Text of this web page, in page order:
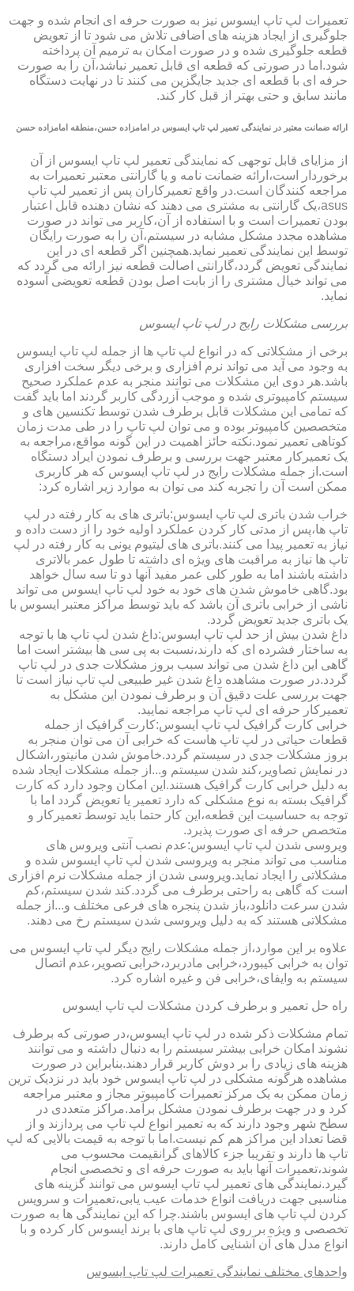
تعمیرات لپ تاپ ایسوس نیز به صورت حرفه ای انجام شده و جهت
جلوگیری از ایجاد هزینه های اضافی تلاش می شود تا از تعویض
قطعه جلوگیری شده و در صورت امکان به ترمیم آن پرداخته
شود.اما در صورتی که قطعه ای قابل تعمیر نباشد،آن را به صورت
حرفه ای با قطعه ای جدید جایگزین می کنند تا در نهایت دستگاه
مانند سابق و حتی بهتر از قبل کار کند.
ارائه ضمانت معتبر در نمایندگی تعمیر لپ تاپ ایسوس در امامزاده حسن،منطقه امامزاده حسن
از مزایای قابل توجهی که نمایندگی تعمیر لپ تاپ ایسوس از آن
برخوردار است،ارائه ضمانت نامه و یا گارانتی معتبر تعمیرات به
مراجعه کنندگان است.در واقع تعمیرکاران پس از تعمیر لپ تاپ
asus،یک گارانتی به مشتری می دهند که نشان دهنده قابل اعتبار
بودن تعمیرات است و با استفاده از آن،کاربر می تواند در صورت
مشاهده مجدد مشکل مشابه در سیستم،آن را به صورت رایگان
توسط این نمایندگی تعمیر نماید.همچنین اگر قطعه ای در این
نمایندگی تعویض گردد،گارانتی اصالت قطعه نیز ارائه می گردد که
می تواند خیال مشتری را از بابت اصل بودن قطعه تعویضی آسوده
نماید.
بررسی مشکلات رایج در لپ تاپ ایسوس
برخی از مشکلاتی که در انواع لپ تاپ ها از جمله لپ تاپ ایسوس
به وجود می آید می تواند نرم افزاری و برخی دیگر سخت افزاری
باشد.هر دوی این مشکلات می توانند منجر به عدم عملکرد صحیح
سیستم کامپیوتری شده و موجب آزردگی کاربر گردند اما باید گفت
که تمامی این مشکلات قابل برطرف شدن توسط تکنسین های و
متخصصین کامپیوتر بوده و می توان لپ تاپ را در طی مدت زمان
کوتاهی تعمیر نمود.نکته حائز اهمیت در این گونه مواقع،مراجعه به
یک تعمیرکار معتبر جهت بررسی و برطرف نمودن ایراد دستگاه
است.از جمله مشکلات رایج در لپ تاپ ایسوس که هر کاربری
ممکن است آن را تجربه کند می توان به موارد زیر اشاره کرد:
خراب شدن باتری لپ تاپ ایسوس:باتری های به کار رفته در لپ
تاپ ها،پس از مدتی کار کردن عملکرد اولیه خود را از دست داده و
نیاز به تعمیر پیدا می کنند.باتری های لیتیوم یونی به کار رفته در لپ
تاپ ها نیاز به مراقبت های ویژه ای داشته تا طول عمر بالاتری
داشته باشند اما به طور کلی عمر مفید آنها دو تا سه سال خواهد
بود.گاهی خاموش شدن های خود به خود لپ تاپ ایسوس می تواند
ناشی از خرابی باتری آن باشد که باید توسط مراکز معتبر ایسوس با
یک باتری جدید تعویض گردد.
داغ شدن بیش از حد لپ تاپ ایسوس:داغ شدن لپ تاپ ها با توجه
به ساختار فشرده ای که دارند،نسبت به پی سی ها بیشتر است اما
گاهی این داغ شدن می تواند سبب بروز مشکلات جدی در لپ تاپ
گردد.در صورت مشاهده داغ شدن غیر طبیعی لپ تاپ نیاز است تا
جهت بررسی علت دقیق آن و برطرف نمودن این مشکل به
تعمیرکار حرفه ای لپ تاپ مراجعه نمایید.
خرابی کارت گرافیک لپ تاپ ایسوس:کارت گرافیک از جمله
قطعات حیاتی در لپ تاپ هاست که خرابی آن می توان منجر به
بروز مشکلات جدی در سیستم گردد.خاموش شدن مانیتور،اشکال
در نمایش تصاویر،کند شدن سیستم و...از جمله مشکلات ایجاد شده
به دلیل خرابی کارت گرافیک هستند.این امکان وجود دارد که کارت
گرافیک بسته به نوع مشکلی که دارد تعمیر یا تعویض گردد اما با
توجه به حساسیت این قطعه،این کار حتما باید توسط تعمیرکار و
متخصص حرفه ای صورت پذیرد.
ویروسی شدن لپ تاپ ایسوس:عدم نصب آنتی ویروس های
مناسب می تواند منجر به ویروسی شدن لپ تاپ ایسوس شده و
مشکلاتی را ایجاد نماید.ویروسی شدن از جمله مشکلات نرم افزاری
است که گاهی به راحتی برطرف می گردد.کند شدن سیستم،کم
شدن سرعت دانلود،باز شدن پنجره های فرعی مختلف و...از جمله
مشکلاتی هستند که به دلیل ویروسی شدن سیستم رخ می دهند.
علاوه بر این موارد،از جمله مشکلات رایج دیگر لپ تاپ ایسوس می
توان به خرابی کیبورد،خرابی مادربرد،خرابی تصویر،عدم اتصال
سیستم به وایفای،خرابی فن و غیره اشاره کرد.
راه حل تعمیر و برطرف کردن مشکلات لپ تاپ ایسوس
تمام مشکلات ذکر شده در لپ تاپ ایسوس،در صورتی که برطرف
نشوند امکان خرابی بیشتر سیستم را به دنبال داشته و می توانند
هزینه های زیادی را بر دوش کاربر قرار دهند.بنابراین در صورت
مشاهده هرگونه مشکلی در لپ تاپ ایسوس خود باید در نزدیک ترین
زمان ممکن به یک مرکز تعمیرات کامپیوتر مجاز و معتبر مراجعه
کرد و در جهت برطرف نمودن مشکل برآمد.مراکز متعددی در
سطح شهر وجود دارند که به تعمیر انواع لپ تاپ می پردازند و از
قضا تعداد این مراکز هم کم نیست.اما با توجه به قیمت بالایی که لپ
تاپ ها دارند و تقریبا جزء کالاهای گرانقیمت محسوب می
شوند،تعمیرات آنها باید به صورت حرفه ای و تخصصی انجام
گیرد.نمایندگی های تعمیر لپ تاپ ایسوس می توانند گزینه های
مناسبی جهت دریافت انواع خدمات عیب یابی،تعمیرات و سرویس
کردن لپ تاپ های ایسوس باشند.چرا که این نمایندگی ها به صورت
تخصصی و ویژه بر روی لپ تاپ های با برند ایسوس کار کرده و با
انواع مدل های آن آشنایی کامل دارند.
واحدهای مختلف نمایندگی تعمیرات لپ تاپ ایسوس